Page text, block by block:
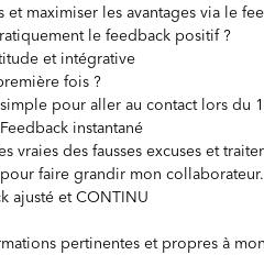
et maximiser les avantages via le
le feedback positif ?
et intégrative
fois ?
pour aller au contact lors du
instantané
vraies des fausses excuses et
faire grandir mon
ajusté et CONTINU
pertinentes et propres à